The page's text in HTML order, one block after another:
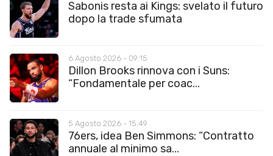
Sabonis resta ai Kings: svelato il futuro
dopo la trade sfumata
6 Agosto 2026 - 09:15
Dillon Brooks rinnova con i Suns:
“Fondamentale per coac...
5 Agosto 2026 - 15:49
76ers, idea Ben Simmons: “Contratto
annuale al minimo sa...